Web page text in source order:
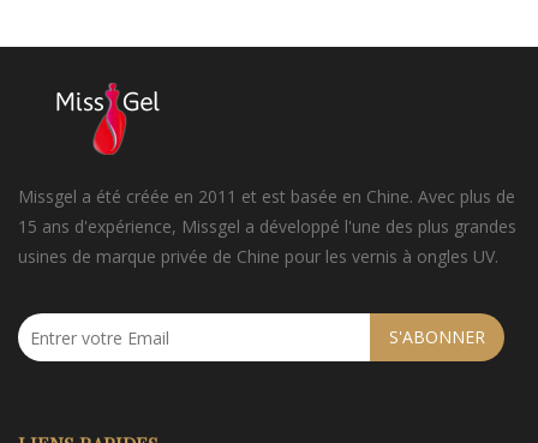
Missgel a été créée en 2011 et est basée en Chine. Avec plus de
15 ans d'expérience, Missgel a développé l'une des plus grandes
usines de marque privée de Chine pour les vernis à ongles UV.
S'ABONNER